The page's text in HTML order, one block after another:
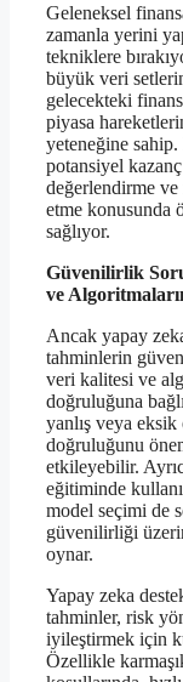
Geleneksel
zamanla yerini
tekniklere
büyük veri
gelecekteki
piyasa
yeteneğine sahip.
potansiyel kazanç
değerlendirme
etme konusunda
sağlıyor.
Güvenilirlik
ve
Ancak yapay
tahminlerin
veri kalitesi ve
doğruluğuna
yanlış veya eksik
doğruluğunu
etkileyebilir.
eğitiminde
model seçimi de
güvenilirliği
oynar.
Yapay zeka
tahminler, risk
iyileştirmek için
Özellikle